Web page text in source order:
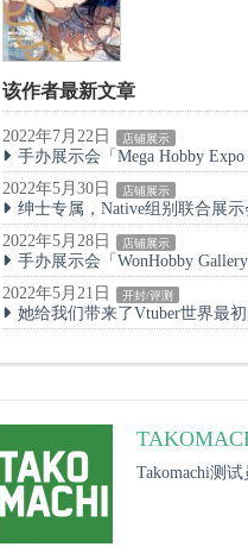
该作者最新文章
2022年7月22日 店铺展示
手办展示会「Mega Hobby
2022年5月30日
店铺展示
绅士专属，Native组别联合展
2022年5月28日
店铺展示
手办展示会「WonHobby
2022年5月21日
开封/评测
她给我们带来了Vtuber世界最
Takomachi测